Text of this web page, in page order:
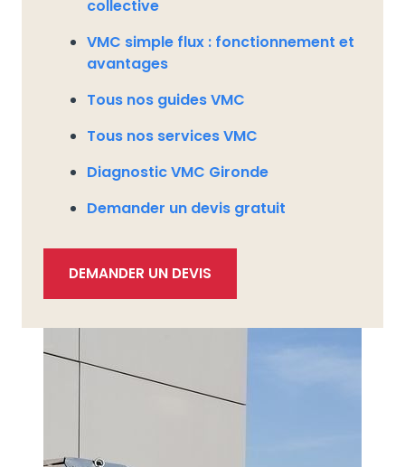
collective
VMC simple flux : fonctionnement et
avantages
Tous nos guides VMC
Tous nos services VMC
Diagnostic VMC Gironde
Demander un devis gratuit
DEMANDER UN DEVIS